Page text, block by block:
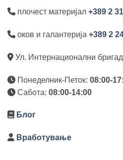
плочест материјал +389 2
оков и галантерија +389 2
Ул. Интернационални
Понеделник-Петок: 08:00-
Сабота: 08:00-14:00
Блог
Вработување